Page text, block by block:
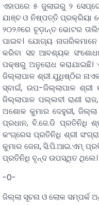
ଏହାପରେ ୫ ଜୁଲାଇରୁ ୨
ଯାଞ୍ଚ ଓ ନିଷ୍ପତ୍ତି ପ୍ରକ୍ରିୟା
୨୦୨୬ରେ ଚୂଡ଼ାନ୍ତ ଭୋଟର
ପାଇବ। ଯୋଗ୍ୟ
କରିବା ସହ ଆବଶ୍ୟକ
ପକ୍ଷରୁ ଅନୁରୋଧ କରାଯାଇଛି।
ଜିଲ୍ଲାପାଳ ଶ୍ରୀ ଯୁଧିଷ୍ଠିର
ସ୍ବାଇଁ, ଉପ-ଜିଲ୍ଲାପାଳ
ଜିଲ୍ଲାପାଳ ପଲ୍ଲବୀ ରାଣୀ
ଅଶୋକ କୁମାର ଦେହୁରୀ, ଜିଲ୍ଲା
ପ୍ରଧାନ, ବି.ଜେ.ଡି ପ୍ରତିନିଧି
କଂଗ୍ରେସ ପ୍ରତିନିଧି ଶ୍ରୀ
କୁମାର ଜେନା, ସି.ପି.ଆଇ.ଏମ୍
ପ୍ରତିନିଧି ବୃନ୍ଦ ଉପସ୍ଥିତ ଥିଲେ।
-0-
ଜିଲ୍ଲା ସୂଚନା ଓ ଲୋକ ସମ୍ପର୍କ